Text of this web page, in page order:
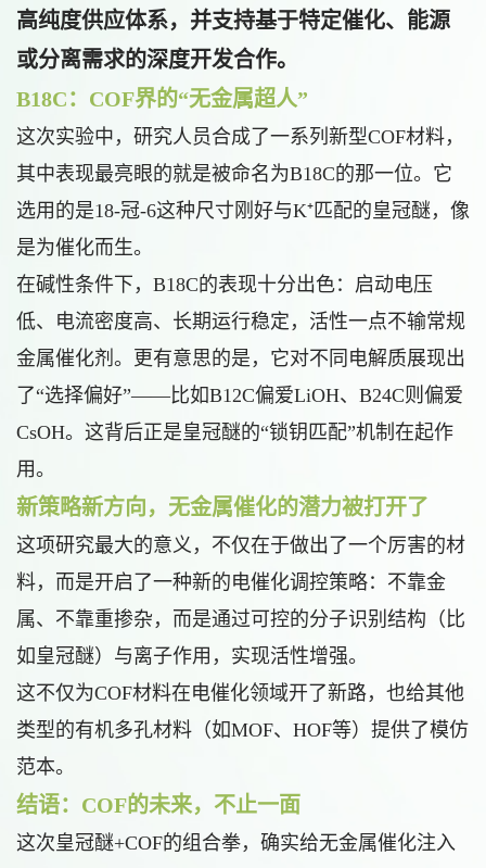
高纯度供应体系，并支持基于特定催化、能源
或分离需求的深度开发合作。
B18C：COF界的“无金属超人”
这次实验中，研究人员合成了一系列新型COF材料，
其中表现最亮眼的就是被命名为B18C的那一位。它
选用的是18-冠-6这种尺寸刚好与K⁺匹配的皇冠醚，像
是为催化而生。
在碱性条件下，B18C的表现十分出色：启动电压
低、电流密度高、长期运行稳定，活性一点不输常规
金属催化剂。更有意思的是，它对不同电解质展现出
了“选择偏好”——比如B12C偏爱LiOH、B24C则偏爱
CsOH。这背后正是皇冠醚的“锁钥匹配”机制在起作
用。
新策略新方向，无金属催化的潜力被打开了
这项研究最大的意义，不仅在于做出了一个厉害的材
料，而是开启了一种新的电催化调控策略：不靠金
属、不靠重掺杂，而是通过可控的分子识别结构（比
如皇冠醚）与离子作用，实现活性增强。
这不仅为COF材料在电催化领域开了新路，也给其他
类型的有机多孔材料（如MOF、HOF等）提供了模仿
范本。
结语：COF的未来，不止一面
这次皇冠醚+COF的组合拳，确实给无金属催化注入